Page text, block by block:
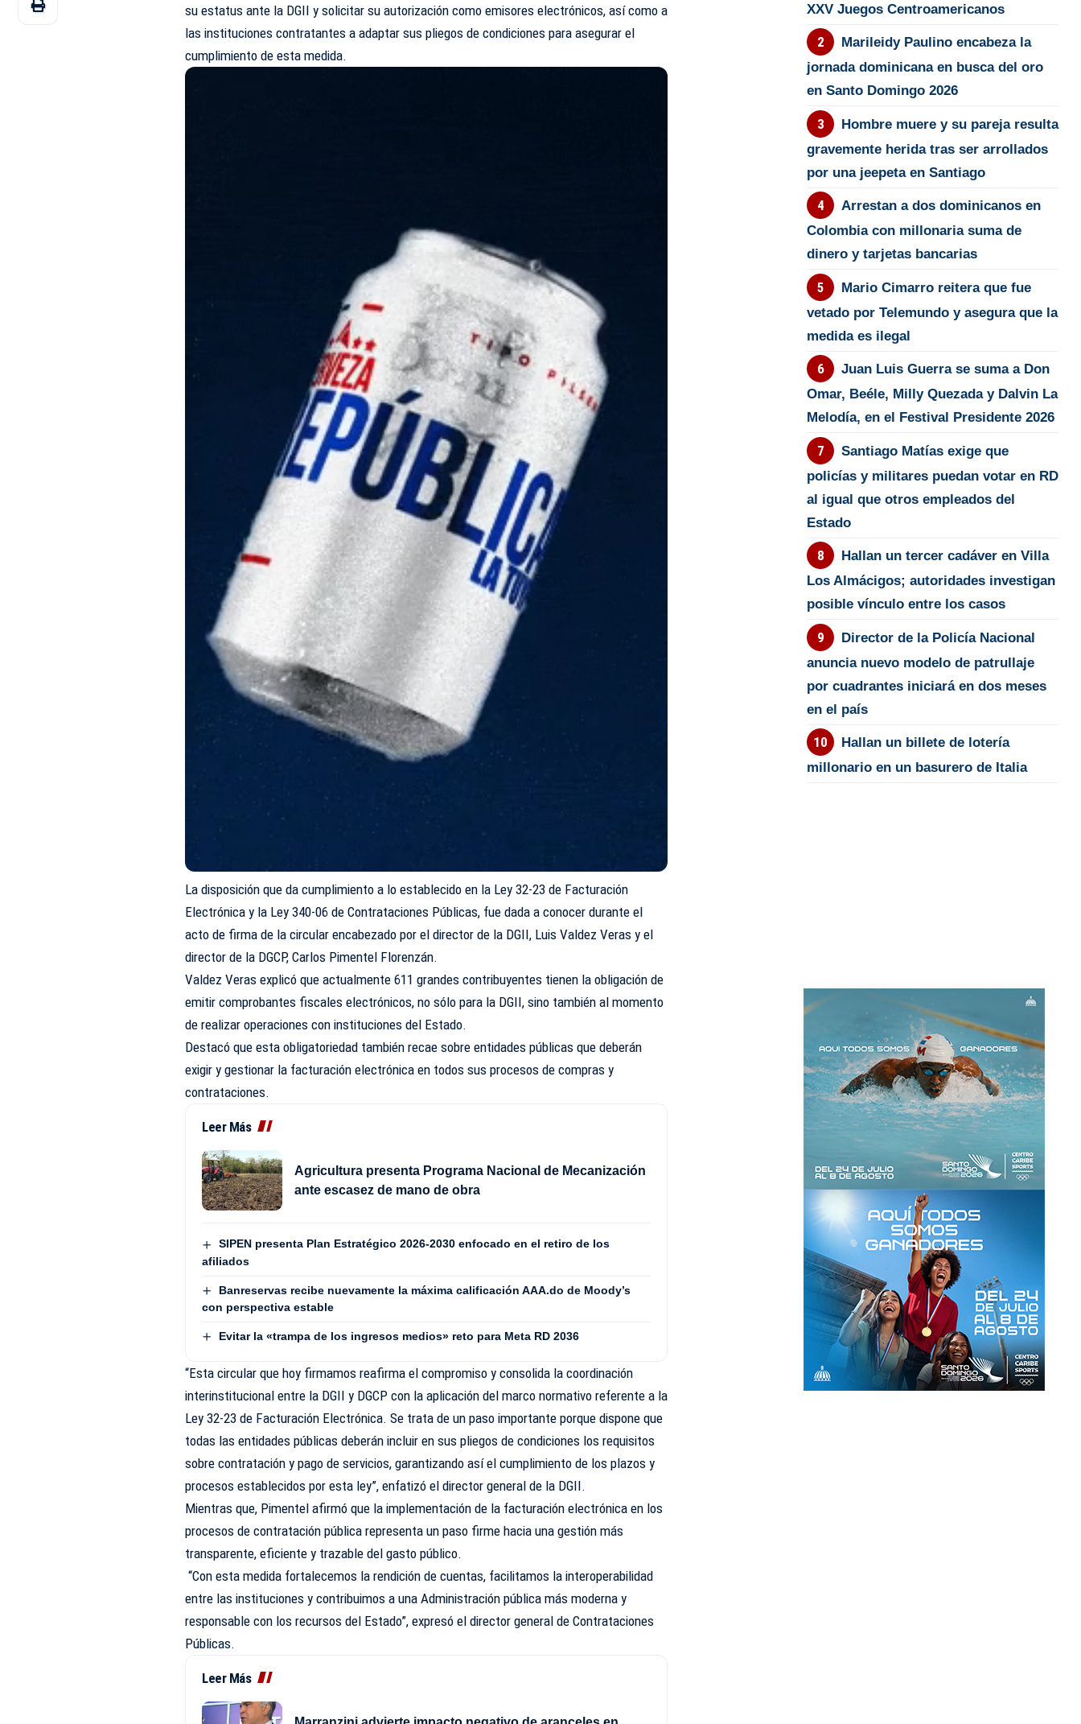
su estatus ante la DGII y solicitar su autorización como emisores electrónicos, así como a
las instituciones contratantes a adaptar sus pliegos de condiciones para asegurar el
cumplimiento de esta medida.
La disposición que da cumplimiento a lo establecido en la Ley 32-23 de Facturación
Electrónica y la Ley 340-06 de Contrataciones Públicas, fue dada a conocer durante el
acto de firma de la circular encabezado por el director de la DGII, Luis Valdez Veras y el
director de la DGCP, Carlos Pimentel Florenzán.
Valdez Veras explicó que actualmente 611 grandes contribuyentes tienen la obligación de
emitir comprobantes fiscales electrónicos, no sólo para la DGII, sino también al momento
de realizar operaciones con instituciones del Estado.
Destacó que esta obligatoriedad también recae sobre entidades públicas que deberán
exigir y gestionar la facturación electrónica en todos sus procesos de compras y
contrataciones.
Leer Más
Agricultura presenta Programa Nacional de Mecanización
ante escasez de mano de obra
SIPEN presenta Plan Estratégico 2026-2030 enfocado en el retiro de los
afiliados
Banreservas recibe nuevamente la máxima calificación AAA.do de Moody’s
con perspectiva estable
Evitar la «trampa de los ingresos medios» reto para Meta RD 2036
“Esta circular que hoy firmamos reafirma el compromiso y consolida la coordinación
interinstitucional entre la DGII y DGCP con la aplicación del marco normativo referente a la
Ley 32-23 de Facturación Electrónica. Se trata de un paso importante porque dispone que
todas las entidades públicas deberán incluir en sus pliegos de condiciones los requisitos
sobre contratación y pago de servicios, garantizando así el cumplimiento de los plazos y
procesos establecidos por esta ley”, enfatizó el director general de la DGII.
Mientras que, Pimentel afirmó que la implementación de la facturación electrónica en los
procesos de contratación pública representa un paso firme hacia una gestión más
transparente, eficiente y trazable del gasto público.
“Con esta medida fortalecemos la rendición de cuentas, facilitamos la interoperabilidad
entre las instituciones y contribuimos a una Administración pública más moderna y
responsable con los recursos del Estado”, expresó el director general de Contrataciones
Públicas.
Leer Más
XXV Juegos Centroamericanos
Marileidy Paulino encabeza la
jornada dominicana en busca del oro
en Santo Domingo 2026
Hombre muere y su pareja resulta
gravemente herida tras ser arrollados
por una jeepeta en Santiago
Arrestan a dos dominicanos en
Colombia con millonaria suma de
dinero y tarjetas bancarias
Mario Cimarro reitera que fue
vetado por Telemundo y asegura que la
medida es ilegal
Juan Luis Guerra se suma a Don
Omar, Beéle, Milly Quezada y Dalvin La
Melodía, en el Festival Presidente 2026
Santiago Matías exige que
policías y militares puedan votar en RD
al igual que otros empleados del
Estado
Hallan un tercer cadáver en Villa
Los Almácigos; autoridades investigan
posible vínculo entre los casos
Director de la Policía Nacional
anuncia nuevo modelo de patrullaje
por cuadrantes iniciará en dos meses
en el país
Hallan un billete de lotería
millonario en un basurero de Italia